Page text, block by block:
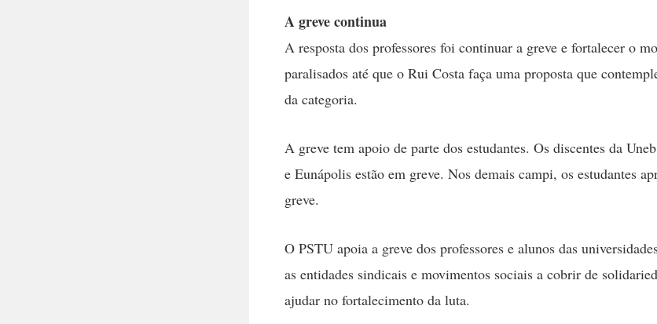
A greve continua
A resposta dos professores foi continuar a greve e fortalecer o
paralisados até que o Rui Costa faça uma proposta que
da categoria.
A greve tem apoio de parte dos estudantes. Os discentes da
e Eunápolis estão em greve. Nos demais campi, os estudantes
greve.
O PSTU apoia a greve dos professores e alunos das
as entidades sindicais e movimentos sociais a cobrir de
ajudar no fortalecimento da luta.